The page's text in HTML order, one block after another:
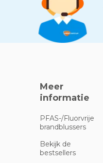
Meer
informatie
PFAS-/Fluorvrije
brandblussers
Bekijk de
bestsellers